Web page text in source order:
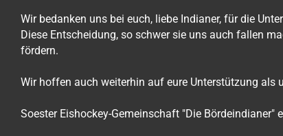
Wir bedanken uns bei euch, liebe Indianer, für die
Diese Entscheidung, so schwer sie uns auch fallen
fördern.
Wir hoffen auch weiterhin auf eure Unterstützung als
Soester Eishockey-Gemeinschaft "Die Bördeindianer"